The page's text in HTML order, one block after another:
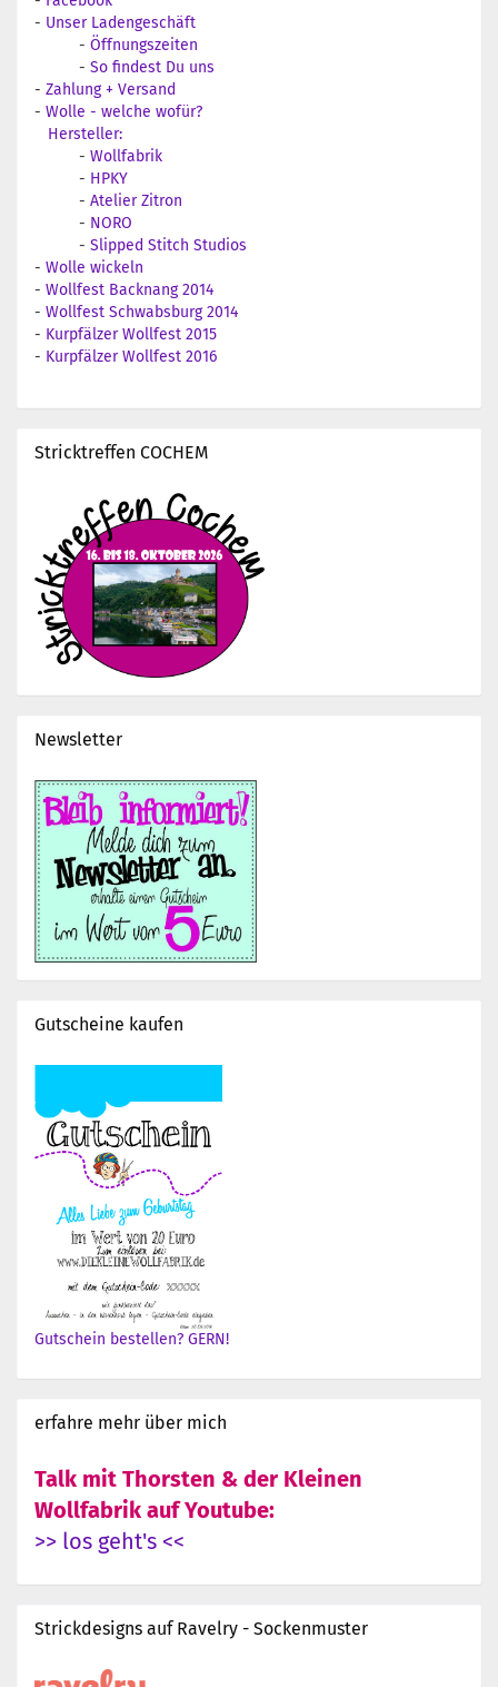
- Unser Ladengeschäft
- Öffnungszeiten
- So findest Du uns
- Zahlung + Versand
- Wolle - welche wofür?
Hersteller:
- Wollfabrik
- HPKY
- Atelier Zitron
- NORO
- Slipped Stitch Studios
- Wolle wickeln
- Wollfest Backnang 2014
- Wollfest Schwabsburg 2014
- Kurpfälzer Wollfest 2015
- Kurpfälzer Wollfest 2016
Stricktreffen COCHEM
Newsletter
Gutscheine kaufen
Gutschein bestellen? GERN!
erfahre mehr über mich
Talk mit Thorsten & der Kleinen
Wollfabrik auf Youtube:
>> los geht's <<
Strickdesigns auf Ravelry - Sockenmuster